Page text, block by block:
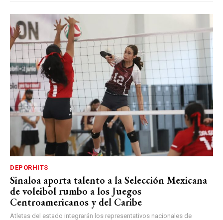
DEPORHITS
Sinaloa aporta talento a la Selección Mexicana
de voleibol rumbo a los Juegos
Centroamericanos y del Caribe
Atletas del estado integrarán los representativos nacionales de